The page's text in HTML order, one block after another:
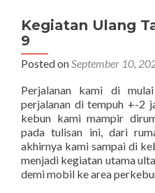
Kegiatan Ulang
9
Posted onSeptember 10,
Perjalanan kami di
perjalanan di tempuh +-2
kebun kami mampir
pada tulisan ini, dari
akhirnya kami sampai di
menjadi kegiatan utama
demi mobil ke area